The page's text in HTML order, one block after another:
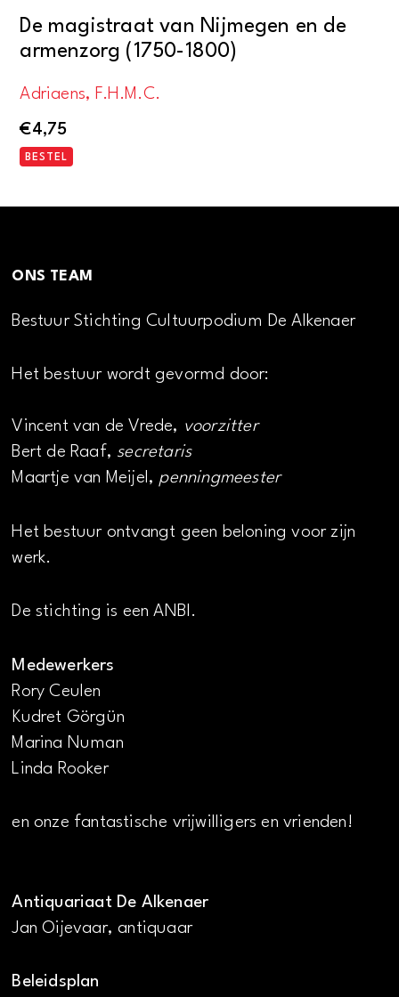
De magistraat van Nijmegen en de
armenzorg (1750-1800)
Adriaens, F.H.M.C.
€4,75
BESTEL
ONS TEAM
Bestuur Stichting Cultuurpodium De Alkenaer
Het bestuur wordt gevormd door:
Vincent van de Vrede, voorzitter
Bert de Raaf, secretaris
Maartje van Meijel, penningmeester
Het bestuur ontvangt geen beloning voor zijn
werk.
De stichting is een ANBI.
Medewerkers
Rory Ceulen
Kudret Görgün
Marina Numan
Linda Rooker
en onze fantastische vrijwilligers en vrienden!
Antiquariaat De Alkenaer
Jan Oijevaar, antiquaar
Beleidsplan